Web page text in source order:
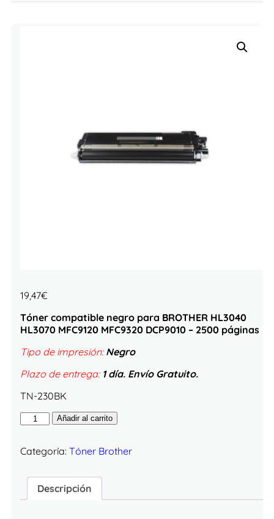
19,47€
Tóner compatible negro para BROTHER HL3040
HL3070 MFC9120 MFC9320 DCP9010 – 2500 páginas
Tipo de impresión: Negro
Plazo de entrega: 1 día. Envío Gratuito.
TN-230BK
Añadir al carrito
Categoría: Tóner Brother
Descripción